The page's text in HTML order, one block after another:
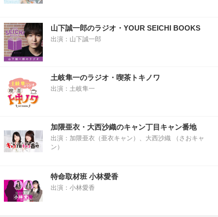
山下誠一郎のラジオ・YOUR SEICHI BOOKS
出演：山下誠一郎
土岐隼一のラジオ・喫茶トキノワ
出演：土岐隼一
加隈亜衣・大西沙織のキャン丁目キャン番地
出演：加隈亜衣（亜衣キャン）、大西沙織 （さおキャ
ン）
特命取材班 小林愛香
出演：小林愛香